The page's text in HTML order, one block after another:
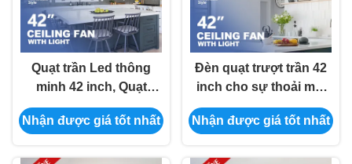
Quạt trần Led thông
minh 42 inch, Quạt
trần vô hình động cơ
Dc cho phòng ngủ
Nhận được giá tốt nhất
Đèn quạt trượt trần 42
inch cho sự thoải mái
và thuận tiện
Nhận được giá tốt nhất